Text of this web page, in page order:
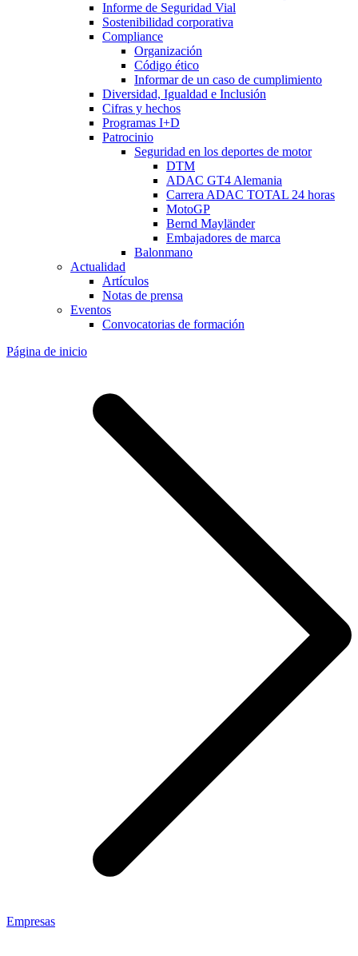
Informe de Seguridad Vial
Sostenibilidad corporativa
Compliance
Organización
Código ético
Informar de un caso de cumplimiento
Diversidad, Igualdad e Inclusión
Cifras y hechos
Programas I+D
Patrocinio
Seguridad en los deportes de motor
DTM
ADAC GT4 Alemania
Carrera ADAC TOTAL 24 horas
MotoGP
Bernd Mayländer
Embajadores de marca
Balonmano
Actualidad
Artículos
Notas de prensa
Eventos
Convocatorias de formación
Página de inicio
Empresas